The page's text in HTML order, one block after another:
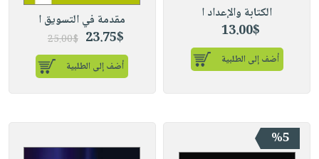
الكتابة والإعداد ا
13.00$
أضف إلى الطلبية
مقدمة في التسويق ا
23.75$
25.00$
أضف إلى الطلبية
%5